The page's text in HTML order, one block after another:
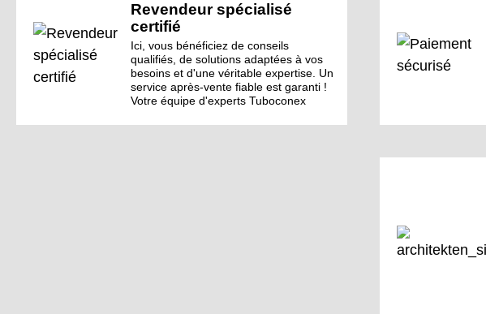
Revendeur spécialisé
certifié
Ici, vous bénéficiez de conseils
qualifiés, de solutions adaptées à vos
besoins et d'une véritable expertise. Un
service après-vente fiable est garanti !
Votre équipe d'experts Tuboconex